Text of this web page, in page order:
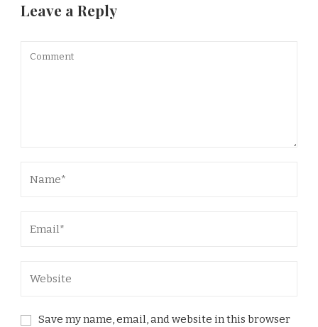
Leave a Reply
Save my name, email, and website in this browser